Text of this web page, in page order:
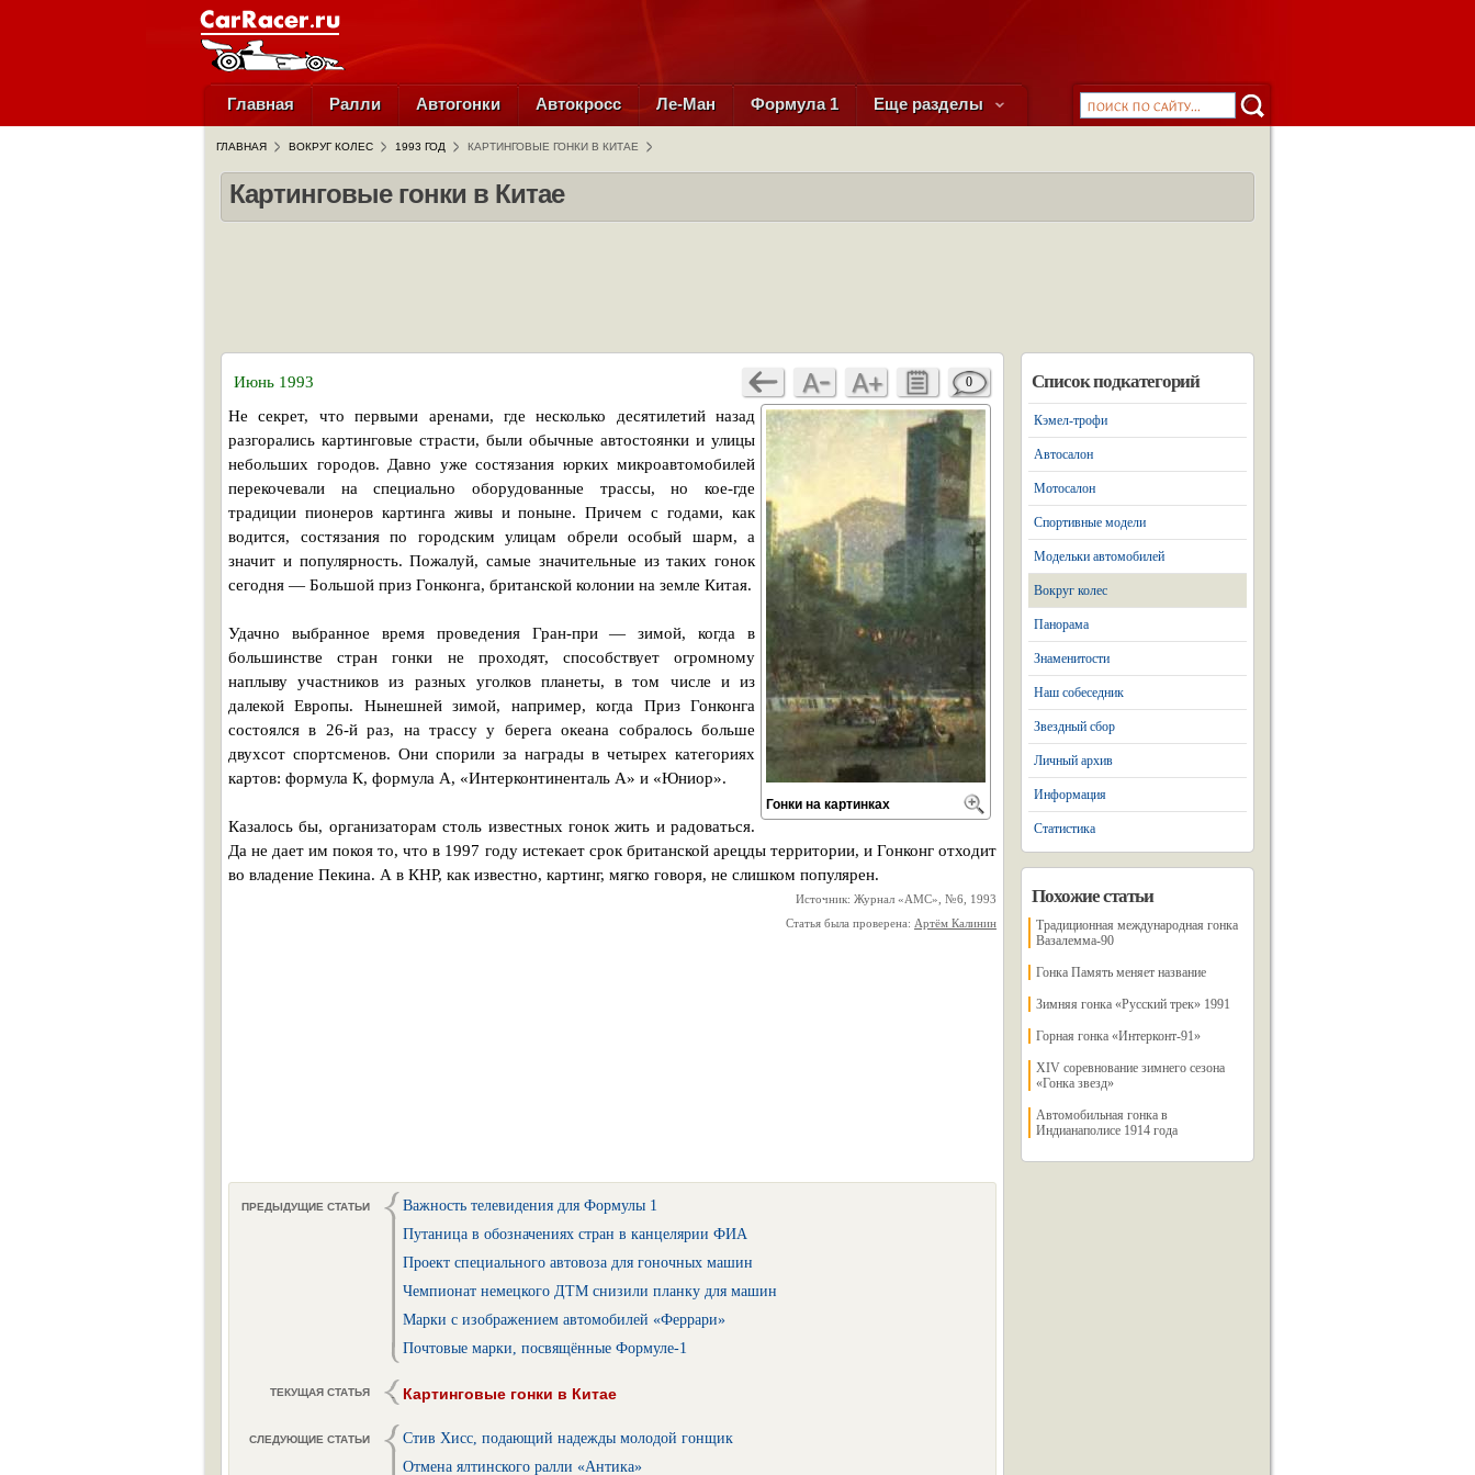
Главная Ралли Автогонки Автокросс Ле-Ман Формула 1 Еще разделы
ГЛАВНАЯ ВОКРУГ КОЛЕС 1993 ГОД КАРТИНГОВЫЕ ГОНКИ В КИТАЕ
Картинговые гонки в Китае
Июнь 1993 0
Гонки на картинках
Не секрет, что первыми аренами, где несколько десятилетий назад
разгорались картинговые страсти, были обычные автостоянки и улицы
небольших городов. Давно уже состязания юрких микроавтомобилей
перекочевали на специально оборудованные трассы, но кое-где
традиции пионеров картинга живы и поныне. Причем с годами, как
водится, состязания по городским улицам обрели особый шарм, а
значит и популярность. Пожалуй, самые значительные из таких гонок
сегодня — Большой приз Гонконга, британской колонии на земле Китая.
Удачно выбранное время проведения Гран-при — зимой, когда в
большинстве стран гонки не проходят, способствует огромному
наплыву участников из разных уголков планеты, в том числе и из
далекой Европы. Нынешней зимой, например, когда Приз Гонконга
состоялся в 26-й раз, на трассу у берега океана собралось больше
двухсот спортсменов. Они спорили за награды в четырех категориях
картов: формула К, формула А, «Интерконтиненталь А» и «Юниор».
Казалось бы, организаторам столь известных гонок жить и радоваться.
Да не дает им покоя то, что в 1997 году истекает срок британской арецды территории, и Гонконг отходит
во владение Пекина. А в КНР, как известно, картинг, мягко говоря, не слишком популярен.
Источник: Журнал «АМС», №6, 1993
Статья была проверена: Артём Калинин
ПРЕДЫДУЩИЕ СТАТЬИ
Важность телевидения для Формулы 1
Путаница в обозначениях стран в канцелярии ФИА
Проект специального автовоза для гоночных машин
Чемпионат немецкого ДТМ снизили планку для машин
Марки с изображением автомобилей «Феррари»
Почтовые марки, посвящённые Формуле-1
ТЕКУЩАЯ СТАТЬЯ Картинговые гонки в Китае
СЛЕДУЮЩИЕ СТАТЬИ
Стив Хисс, подающий надежды молодой гонщик
Отмена ялтинского ралли «Антика»
Список подкатегорий
Кэмел-трофи
Автосалон
Мотосалон
Спортивные модели
Модельки автомобилей
Вокруг колес
Панорама
Знаменитости
Наш собеседник
Звездный сбор
Личный архив
Информация
Статистика
Похожие статьи
Традиционная международная гонка
Вазалемма-90
Гонка Память меняет название
Зимняя гонка «Русский трек» 1991
Горная гонка «Интерконт-91»
XIV соревнование зимнего сезона
«Гонка звезд»
Автомобильная гонка в
Индианаполисе 1914 года